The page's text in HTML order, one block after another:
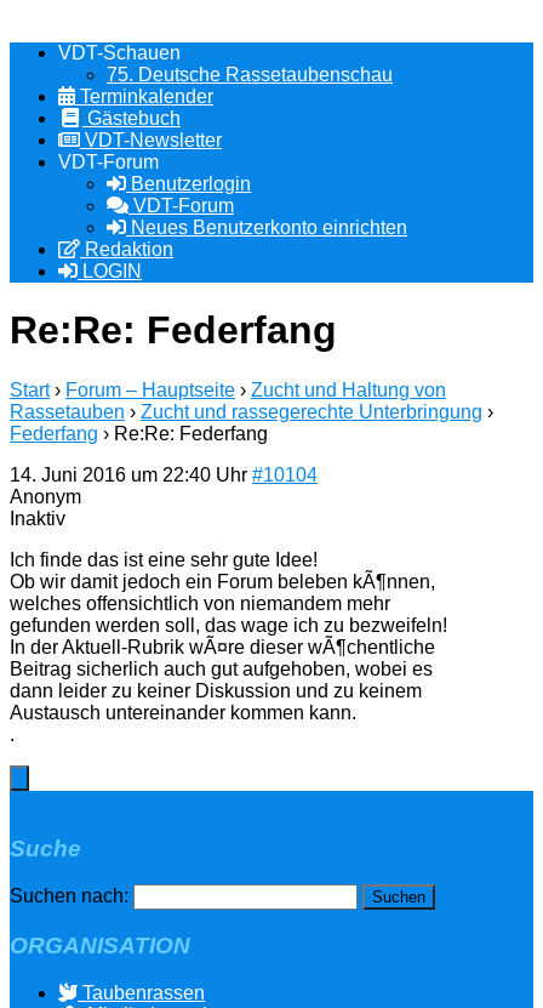
VDT-Schauen
75. Deutsche Rassetaubenschau
Terminkalender
Gästebuch
VDT-Newsletter
VDT-Forum
Benutzerlogin
VDT-Forum
Neues Benutzerkonto einrichten
Redaktion
LOGIN
Re:Re: Federfang
Start › Forum – Hauptseite › Zucht und Haltung von
Rassetauben › Zucht und rassegerechte Unterbringung ›
Federfang › Re:Re: Federfang
14. Juni 2016 um 22:40 Uhr #10104
Anonym
Inaktiv
Ich finde das ist eine sehr gute Idee!
Ob wir damit jedoch ein Forum beleben kÃ¶nnen,
welches offensichtlich von niemandem mehr
gefunden werden soll, das wage ich zu bezweifeln!
In der Aktuell-Rubrik wÃ¤re dieser wÃ¶chentliche
Beitrag sicherlich auch gut aufgehoben, wobei es
dann leider zu keiner Diskussion und zu keinem
Austausch untereinander kommen kann.
.
Suche
Suchen nach:
ORGANISATION
Taubenrassen